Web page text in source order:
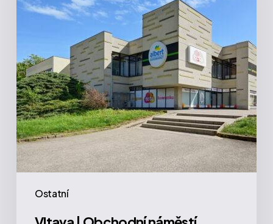
Ostatní
Praha